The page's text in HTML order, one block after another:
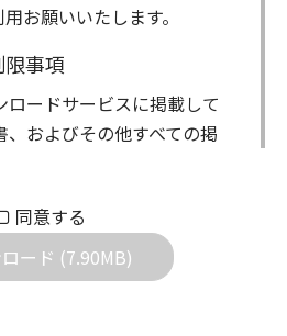
お願いいたします。
事項
ロードサービスに掲載して
、およびその他すべての掲
ロードした取扱説明書は、
でご使用されることは可能
許諾を得ることなく、以下
同意する
ード (7.90MB)